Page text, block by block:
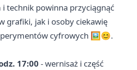
technik powinna przyciągnąć
grafiki, jak i osoby ciekawię
cyfrowych 🖼️😊.
17:00 - wernisaż i część